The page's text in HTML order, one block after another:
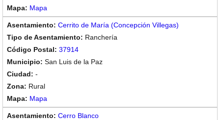
Mapa
Cerrito de María (Concepción Villegas)
Ranchería
37914
San Luis de la Paz
-
Rural
Mapa
Cerro Blanco